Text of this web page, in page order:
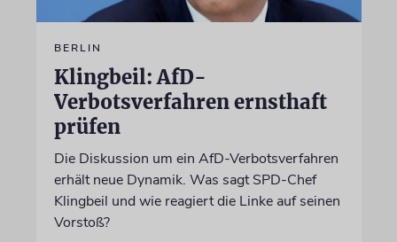
BERLIN
Klingbeil: AfD-
Verbotsverfahren ernsthaft
prüfen
Die Diskussion um ein AfD-Verbotsverfahren
erhält neue Dynamik. Was sagt SPD-Chef
Klingbeil und wie reagiert die Linke auf seinen
Vorstoß?